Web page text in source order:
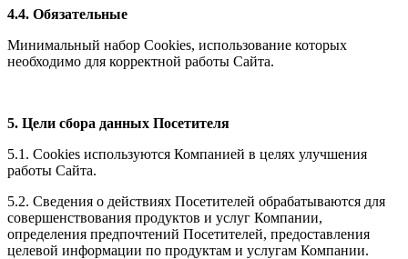
4.4. Обязательные
Минимальный набор Cookies, использование которых
необходимо для корректной работы Сайта.
5. Цели сбора данных Посетителя
5.1. Cookies используются Компанией в целях улучшения
работы Сайта.
5.2. Сведения о действиях Посетителей обрабатываются для
совершенствования продуктов и услуг Компании,
определения предпочтений Посетителей, предоставления
целевой информации по продуктам и услугам Компании.